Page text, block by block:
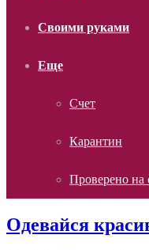
Своими руками
Еще
Счет
Карантин
Проверено на
Одевайся